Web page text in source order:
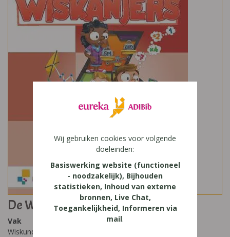
De Wiskanjers 6 - editie 2016-2017
Vak
Wiskunde
Wij gebruiken cookies voor volgende
doeleinden:
Basiswerking website (functioneel
- noodzakelijk), Bijhouden
statistieken, Inhoud van externe
bronnen, Live Chat,
Toegankelijkheid, Informeren via
mail.